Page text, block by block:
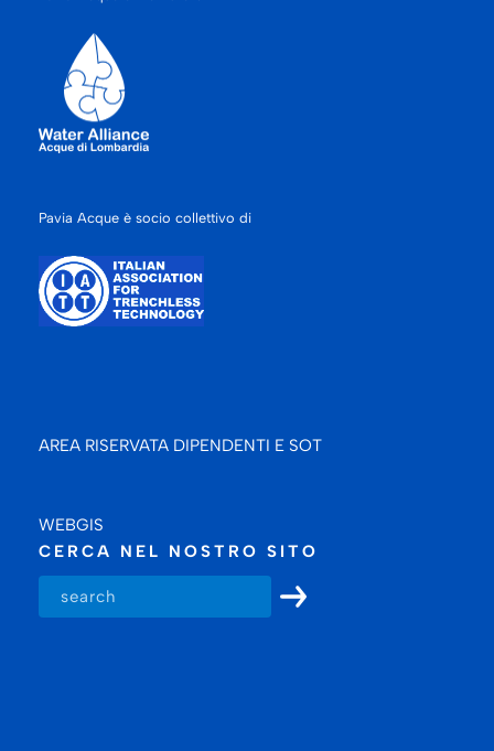
Pavia Acque è socio collettivo di
AREA RISERVATA DIPENDENTI E SOT
WEBGIS
CERCA NEL NOSTRO SITO